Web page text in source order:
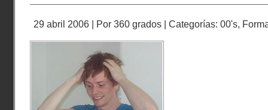
29 abril 2006 | Por 360 grados | Categorías: 00's,